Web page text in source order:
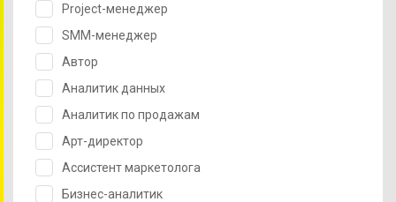
Project-менеджер
SMM-менеджер
Автор
Аналитик данных
Аналитик по продажам
Арт-директор
Ассистент маркетолога
Бизнес-аналитик